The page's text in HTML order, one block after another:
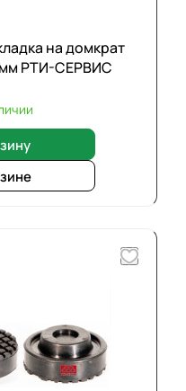
на домкрат
мм РТИ-СЕРВИС